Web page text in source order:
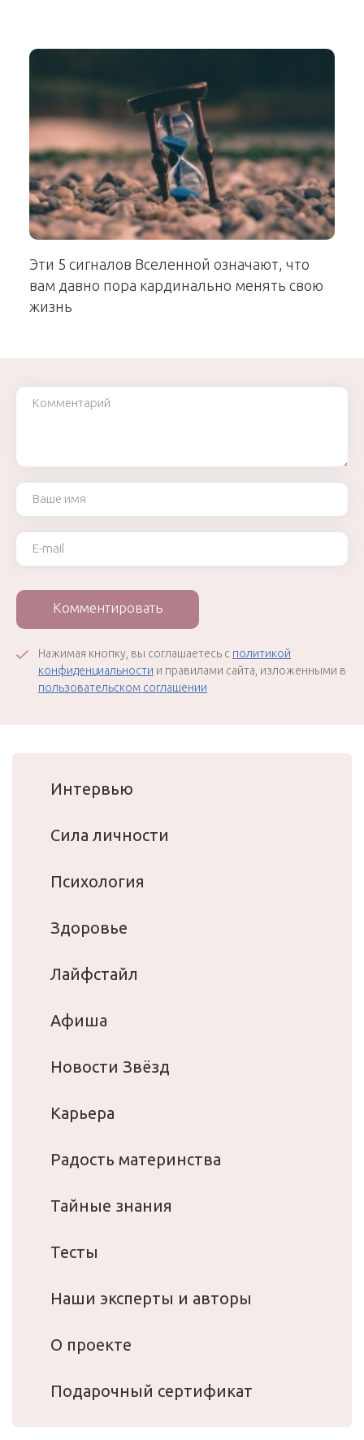
Эти 5 сигналов Вселенной означают, что
вам давно пора кардинально менять свою
жизнь
Комментарий
Ваше имя
Ваш e-mail
Комментировать
Нажимая кнопку, вы соглашаетесь с политикой
конфиденциальности и правилами сайта, изложенными в
пользовательском соглашении
Интервью
Сила личности
Психология
Здоровье
Лайфстайл
Афиша
Новости Звёзд
Карьера
Радость материнства
Тайные знания
Тесты
Наши эксперты и авторы
О проекте
Подарочный сертификат